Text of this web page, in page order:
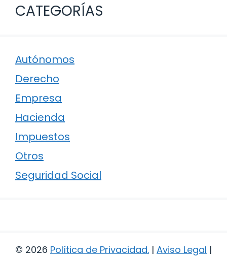
CATEGORÍAS
Autónomos
Derecho
Empresa
Hacienda
Impuestos
Otros
Seguridad Social
© 2026 Política de Privacidad. | Aviso Legal |